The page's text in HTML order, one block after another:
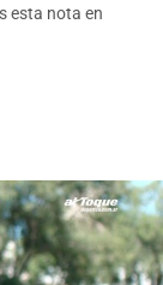
esta nota en